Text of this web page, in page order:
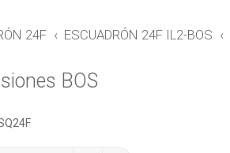
24F ESCUADRÓN 24F IL2-BOS
BOS